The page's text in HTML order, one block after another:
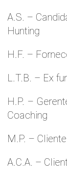
A.S. –
Hunting
H.F. –
L.T.B. – Ex
H.P. –
Coaching
M.P. –
A.C.A. –